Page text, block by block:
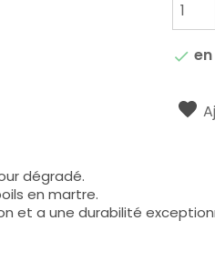

dégradé.
en martre.
et a une durabilité